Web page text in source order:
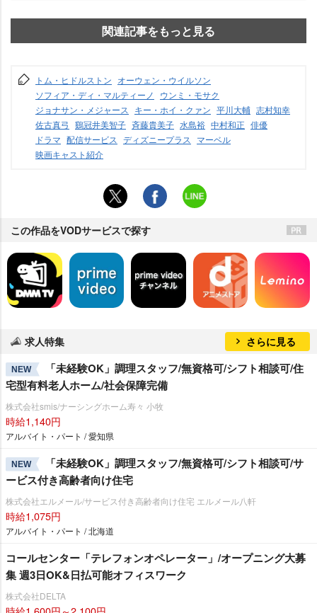
関連記事をもっと見る
トム・ヒドルストン オーウェン・ウイルソン
ソフィア・ディ・マルティーノ
ウンミ・モサク
ジョナサン・メジャース
キー・ホイ・クァン 平川大輔 志村知幸
佐古真弓 鷄冠井美智子 斉藤貴美子 水島裕 中村和正 俳優
ドラマ 配信サービス ディズニープラス
マーベル
映画キャスト紹介
この作品をVODサービスで探す
求人特集 さらに見る
NEW
「未経験OK」調理スタッフ/無資格可/シフト相談可/住
宅型有料老人ホーム/社会保障完備
株式会社smis/ナーシングホーム寿々 小牧
時給1,140円
アルバイト・パート / 愛知県
NEW
「未経験OK」調理スタッフ/無資格可/シフト相談可/サ
ービス付き高齢者向け住宅
株式会社エルメール/サービス付き高齢者向け住宅 エルメール八軒
時給1,075円
アルバイト・パート / 北海道
コールセンター「テレフォンオペレーター」/オープニング大募
集 週3日OK&日払可能オフィスワーク
株式会社DELTA